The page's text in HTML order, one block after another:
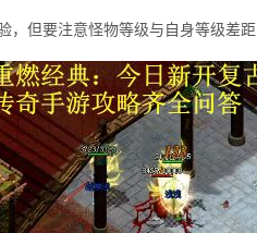
，但要注意怪物等级与自身等级差距